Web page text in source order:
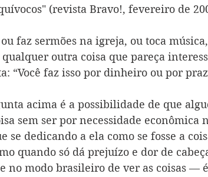
(revista Bravo!, fevereiro de
faz sermões na igreja, ou toca
outra coisa que pareça
“Você faz isso por dinheiro ou por
acima é a possibilidade de que
sem ser por necessidade
se dedicando a ela como se fosse a
quando só dá prejuízo e dor de
no modo brasileiro de ver as coisas —